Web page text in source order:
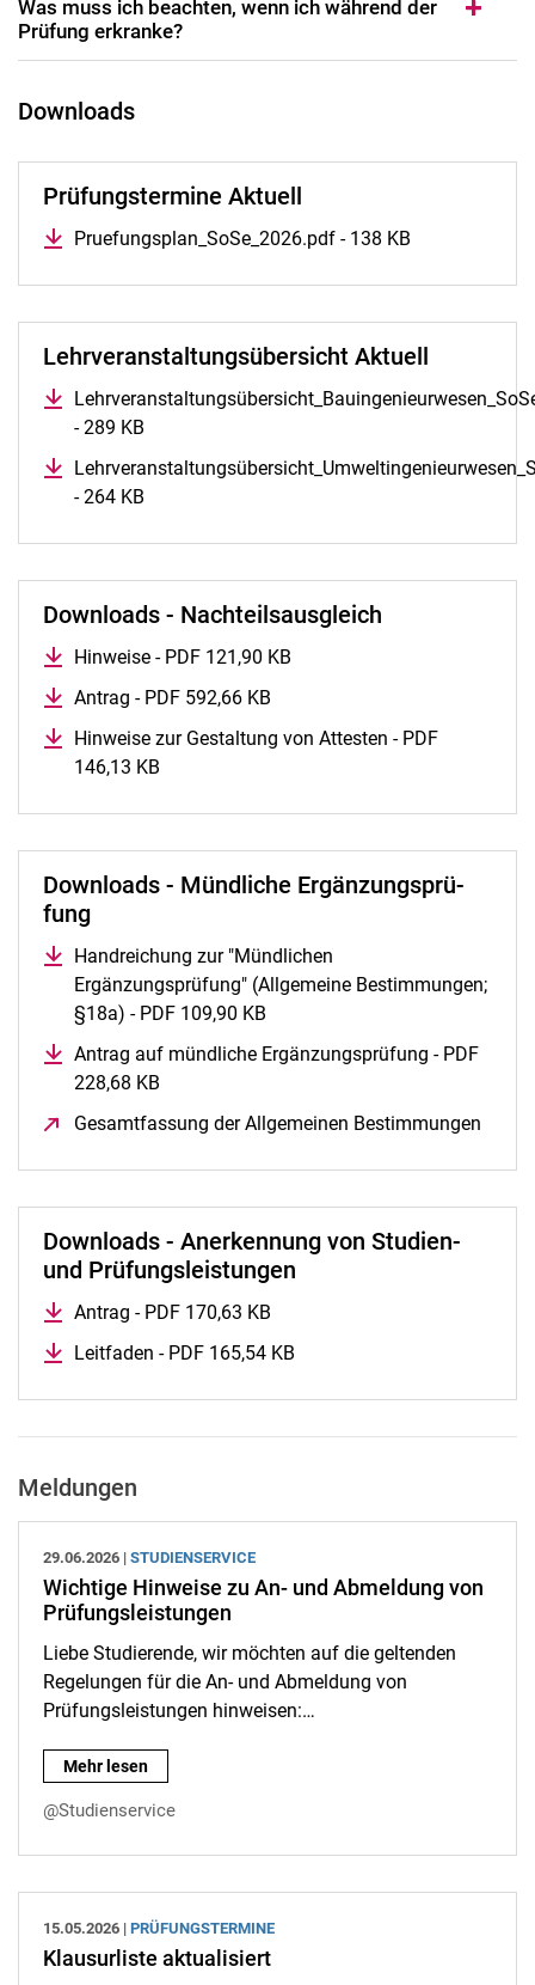
Was muss ich be­ach­ten, wenn ich wäh­rend der
Prü­fung er­kran­ke?
Downloads
Prüfungstermine Aktuell
Pruefungsplan_SoSe_2026.pdf - 138 KB
Lehr­ver­an­stal­tungs­über­sicht Aktuell
- 289 KB
- 264 KB
Down­loads - Nachteilsausgleich
Hinweise - PDF 121,90 KB
Antrag - PDF 592,66 KB
Hin­wei­se zur Ge­stal­tung von At­tes­ten - PDF
146,13 KB
Downloads - Münd­li­che Er­gän­zungs­prü­
fung
Handreichung zur "Mündlichen
Ergänzungsprüfung" (Allgemeine Bestimmungen;
§18a) - PDF 109,90 KB
Antrag auf mündliche Ergänzungsprüfung - PDF
228,68 KB
Gesamtfassung der Allgemeinen Bestimmungen
Downloads - Anerkennung von Studien-
und Prüfungsleistungen
Antrag - PDF 170,63 KB
Leitfaden - PDF 165,54 KB
Meldungen
29.06.2026 | STUDIENSERVICE
Wichtige Hinweise zu An- und Abmeldung von
Prüfungsleistungen
Liebe Studierende, wir möchten auf die geltenden
Regelungen für die An- und Abmeldung von
Prüfungsleistungen hinweisen:…
Wichtige Hinweise zu An- und Abmeldung von
Mehr lesen
@Studienservice
15.05.2026 | PRÜFUNGSTERMINE
Klausurliste aktualisiert